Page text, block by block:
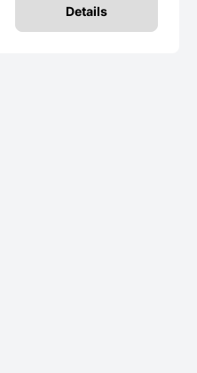
Details